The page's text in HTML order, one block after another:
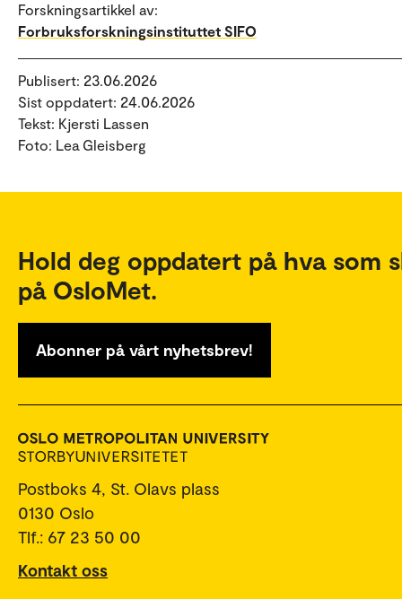
Forskningsartikkel av:
Forbruksforskningsinstituttet SIFO
Publisert: 23.06.2026
Sist oppdatert: 24.06.2026
Tekst: Kjersti Lassen
Foto: Lea Gleisberg
Hold deg oppdatert på hva som
på OsloMet.
Abonner på vårt nyhetsbrev!
Postboks 4, St. Olavs plass
0130 Oslo
Tlf.: 67 23 50 00
Kontakt oss